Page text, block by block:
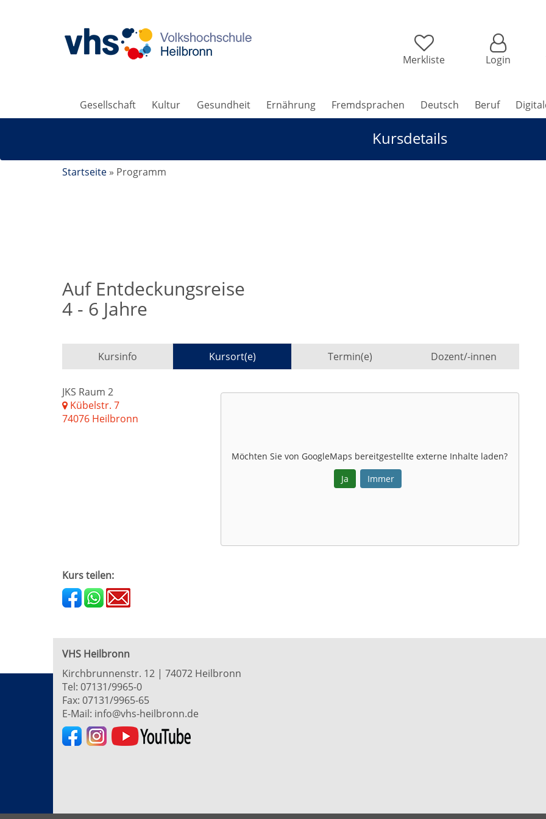
Merkliste Login
Gesellschaft Kultur Gesundheit Ernährung Fremdsprachen Deutsch Beruf
Kursdetails
Startseite » Programm
Auf Entdeckungsreise
4 - 6 Jahre
Kursinfo Kursort(e) Termin(e) Dozent/-innen
JKS Raum 2
Kübelstr. 7
74076 Heilbronn
Möchten Sie von GoogleMaps bereitgestellte externe Inhalte laden?
Ja
Immer
Kurs teilen:
VHS Heilbronn
Kirchbrunnenstr. 12 | 74072 Heilbronn
Tel: 07131/9965-0
Fax: 07131/9965-65
E-Mail: info@vhs-heilbronn.de